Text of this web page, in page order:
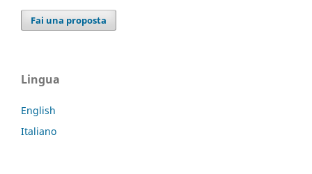
Fai una proposta
Lingua
English
Italiano